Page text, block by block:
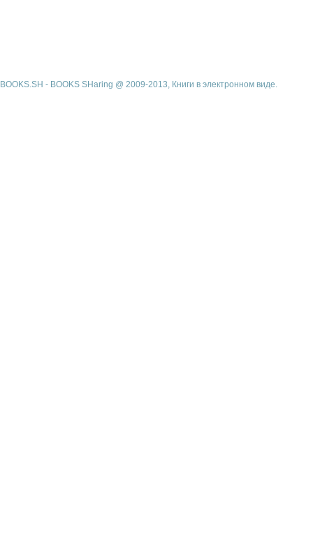
BOOKS.SH - BOOKS SHaring @ 2009-2013, Книги в электронном виде.